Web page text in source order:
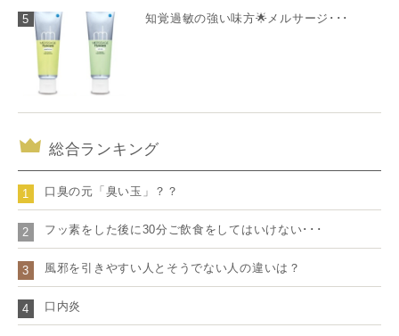
5 知覚過敏の強い味方🌟メルサージ･･･
総合ランキング
1 口臭の元「臭い玉」？？
2 フッ素をした後に30分ご飲食をしてはいけない･･･
3 風邪を引きやすい人とそうでない人の違いは？
4 口内炎